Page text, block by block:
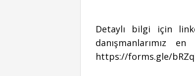
Detaylı bilgi için
danışmanlarımız
https://forms.gle/